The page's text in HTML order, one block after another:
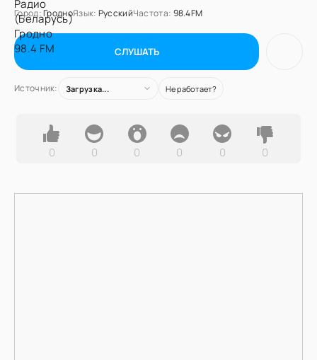
Город:ГродноЯзык: РусскийЧастота: 98.4FM
СЛУШАТЬ
Источник: Загрузка... Не работает?
0 0 0 0 0 0